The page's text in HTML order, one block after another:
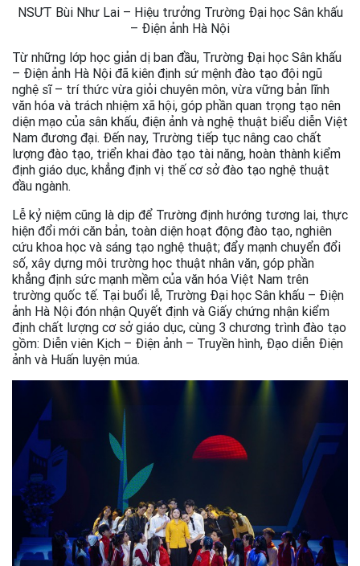
NSƯT Bùi Như Lai – Hiệu trưởng Trường Đại học Sân khấu
– Điện ảnh Hà Nội
Từ những lớp học giản dị ban đầu, Trường Đại học Sân khấu
– Điện ảnh Hà Nội đã kiên định sứ mệnh đào tạo đội ngũ
nghệ sĩ – trí thức vừa giỏi chuyên môn, vừa vững bản lĩnh
văn hóa và trách nhiệm xã hội, góp phần quan trọng tạo nên
diện mạo của sân khấu, điện ảnh và nghệ thuật biểu diễn Việt
Nam đương đại. Đến nay, Trường tiếp tục nâng cao chất
lượng đào tạo, triển khai đào tạo tài năng, hoàn thành kiểm
định giáo dục, khẳng định vị thế cơ sở đào tạo nghệ thuật
đầu ngành.
Lễ kỷ niệm cũng là dịp để Trường định hướng tương lai, thực
hiện đổi mới căn bản, toàn diện hoạt động đào tạo, nghiên
cứu khoa học và sáng tạo nghệ thuật; đẩy mạnh chuyển đổi
số, xây dựng môi trường học thuật nhân văn, góp phần
khẳng định sức mạnh mềm của văn hóa Việt Nam trên
trường quốc tế. Tại buổi lễ, Trường Đại học Sân khấu – Điện
ảnh Hà Nội đón nhận Quyết định và Giấy chứng nhận kiểm
định chất lượng cơ sở giáo dục, cùng 3 chương trình đào tạo
gồm: Diễn viên Kịch – Điện ảnh – Truyền hình, Đạo diễn Điện
ảnh và Huấn luyện múa.